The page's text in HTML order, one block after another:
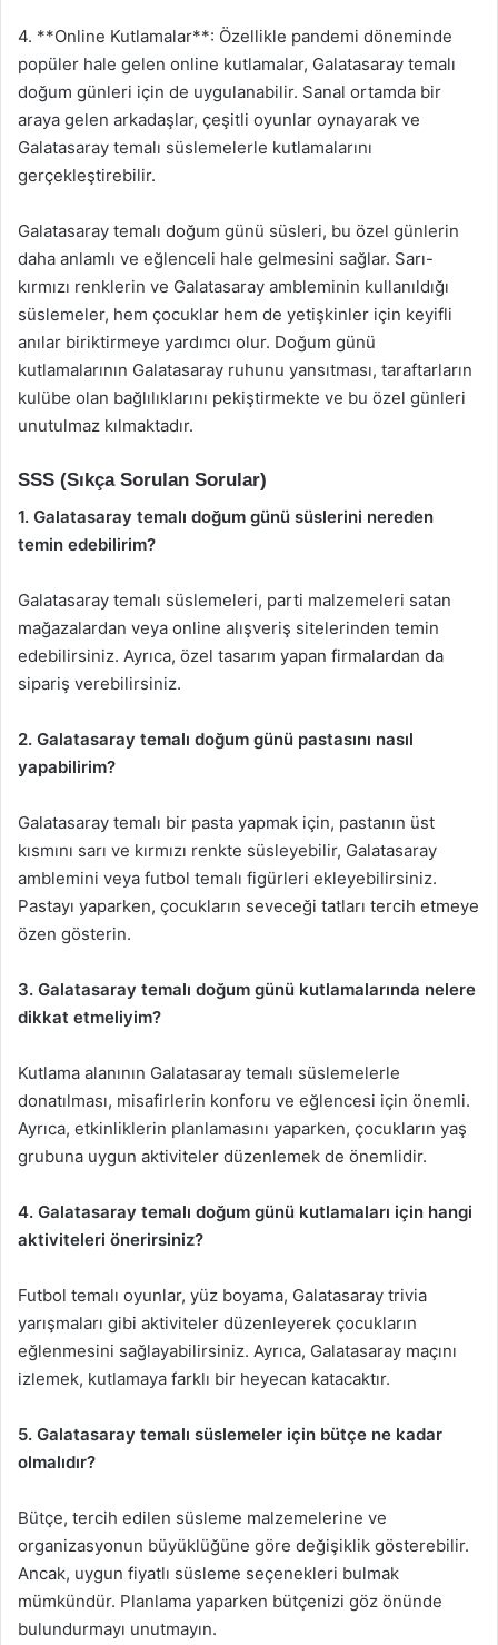
4. **Online Kutlamalar**: Özellikle pandemi döneminde
popüler hale gelen online kutlamalar, Galatasaray temalı
doğum günleri için de uygulanabilir. Sanal ortamda bir
araya gelen arkadaşlar, çeşitli oyunlar oynayarak ve
Galatasaray temalı süslemelerle kutlamalarını
gerçekleştirebilir.
Galatasaray temalı doğum günü süsleri, bu özel günlerin
daha anlamlı ve eğlenceli hale gelmesini sağlar. Sarı-
kırmızı renklerin ve Galatasaray ambleminin kullanıldığı
süslemeler, hem çocuklar hem de yetişkinler için keyifli
anılar biriktirmeye yardımcı olur. Doğum günü
kutlamalarının Galatasaray ruhunu yansıtması, taraftarların
kulübe olan bağlılıklarını pekiştirmekte ve bu özel günleri
unutulmaz kılmaktadır.
SSS (Sıkça Sorulan Sorular)
1. Galatasaray temalı doğum günü süslerini nereden
temin edebilirim?
Galatasaray temalı süslemeleri, parti malzemeleri satan
mağazalardan veya online alışveriş sitelerinden temin
edebilirsiniz. Ayrıca, özel tasarım yapan firmalardan da
sipariş verebilirsiniz.
2. Galatasaray temalı doğum günü pastasını nasıl
yapabilirim?
Galatasaray temalı bir pasta yapmak için, pastanın üst
kısmını sarı ve kırmızı renkte süsleyebilir, Galatasaray
amblemini veya futbol temalı figürleri ekleyebilirsiniz.
Pastayı yaparken, çocukların seveceği tatları tercih etmeye
özen gösterin.
3. Galatasaray temalı doğum günü kutlamalarında nelere
dikkat etmeliyim?
Kutlama alanının Galatasaray temalı süslemelerle
donatılması, misafirlerin konforu ve eğlencesi için önemli.
Ayrıca, etkinliklerin planlamasını yaparken, çocukların yaş
grubuna uygun aktiviteler düzenlemek de önemlidir.
4. Galatasaray temalı doğum günü kutlamaları için hangi
aktiviteleri önerirsiniz?
Futbol temalı oyunlar, yüz boyama, Galatasaray trivia
yarışmaları gibi aktiviteler düzenleyerek çocukların
eğlenmesini sağlayabilirsiniz. Ayrıca, Galatasaray maçını
izlemek, kutlamaya farklı bir heyecan katacaktır.
5. Galatasaray temalı süslemeler için bütçe ne kadar
olmalıdır?
Bütçe, tercih edilen süsleme malzemelerine ve
organizasyonun büyüklüğüne göre değişiklik gösterebilir.
Ancak, uygun fiyatlı süsleme seçenekleri bulmak
mümkündür. Planlama yaparken bütçenizi göz önünde
bulundurmayı unutmayın.